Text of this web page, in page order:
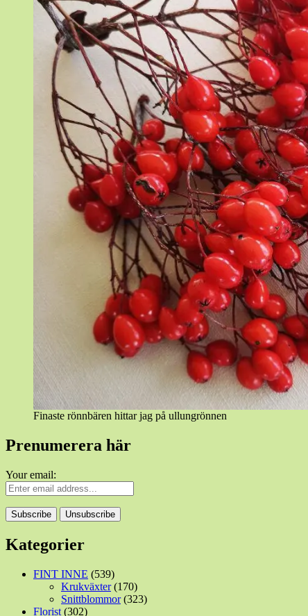
Finaste rönnbären hittar jag på ullungrönnen
Prenumerera här
Your email:
Kategorier
FINT INNE (539)
Krukväxter(170)
Snittblommor(323)
Florist (302)